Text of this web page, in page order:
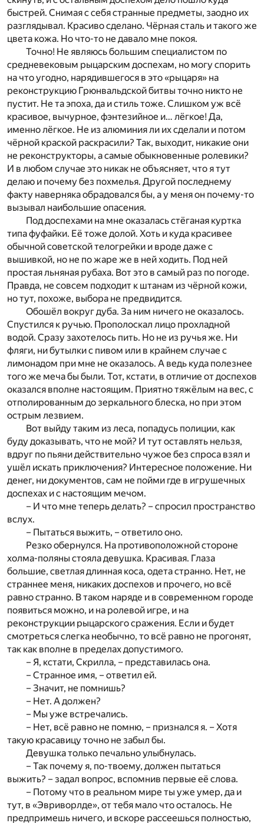
быстрей. Снимая с себя странные предметы, заодно их
разглядывал. Красиво сделано. Чёрная сталь и такого же
цвета кожа. Но что-то не давало мне покоя.
Точно! Не являюсь большим специалистом по
средневековым рыцарским доспехам, но могу спорить
на что угодно, нарядившегося в это «рыцаря» на
реконструкцию Грюнвальдской битвы точно никто не
пустит. Не та эпоха, да и стиль тоже. Слишком уж всё
красивое, вычурное, фэнтезийное и… лёгкое! Да,
именно лёгкое. Не из алюминия ли их сделали и потом
чёрной краской раскрасили? Так, выходит, никакие они
не реконструкторы, а самые обыкновенные ролевики?
И в любом случае это никак не объясняет, что я тут
делаю и почему без похмелья. Другой последнему
факту наверняка обрадовался бы, а у меня он почему-то
вызывал наибольшие опасения.
Под доспехами на мне оказалась стёганая куртка
типа фуфайки. Её тоже долой. Хоть и куда красивее
обычной советской телогрейки и вроде даже с
вышивкой, но не по жаре же в ней ходить. Под ней
простая льняная рубаха. Вот это в самый раз по погоде.
Правда, не совсем подходит к штанам из чёрной кожи,
но тут, похоже, выбора не предвидится.
Обошёл вокруг дуба. За ним ничего не оказалось.
Спустился к ручью. Прополоскал лицо прохладной
водой. Сразу захотелось пить. Но не из ручья же. Ни
фляги, ни бутылки с пивом или в крайнем случае с
лимонадом при мне не оказалось. А ведь куда полезнее
того же меча бы были. Тот, кстати, в отличие от доспехов
оказался вполне настоящим. Приятно тяжёлым на вес, с
отполированным до зеркального блеска, но при этом
острым лезвием.
Вот выйду таким из леса, попадусь полиции, как
буду доказывать, что не мой? И тут оставлять нельзя,
вдруг по пьяни действительно чужое без спроса взял и
ушёл искать приключения? Интересное положение. Ни
денег, ни документов, сам не пойми где в игрушечных
доспехах и с настоящим мечом.
– И что мне теперь делать? – спросил пространство
вслух.
– Пытаться выжить, – ответило оно.
Резко обернулся. На противоположной стороне
холма-поляны стояла девушка. Красивая. Глаза
большие, светлая длинная коса, одета странно. Нет, не
страннее меня, никаких доспехов и прочего, но всё
равно странно. В таком наряде и в современном городе
появиться можно, и на ролевой игре, и на
реконструкции рыцарского сражения. Если и будет
смотреться слегка необычно, то всё равно не прогонят,
так как вполне в пределах допустимого.
– Я, кстати, Скрилла, – представилась она.
– Странное имя, – ответил ей.
– Значит, не помнишь?
– Нет. А должен?
– Мы уже встречались.
– Нет, всё равно не помню, – признался я. – Хотя
такую красавицу точно не забыл бы.
Девушка только печально улыбнулась.
– Так почему я, по-твоему, должен пытаться
выжить? – задал вопрос, вспомнив первые её слова.
– Потому что в реальном мире ты уже умер, да и
тут, в «Эвриворлде», от тебя мало что осталось. Не
предпримешь ничего, и вскоре рассеешься полностью,